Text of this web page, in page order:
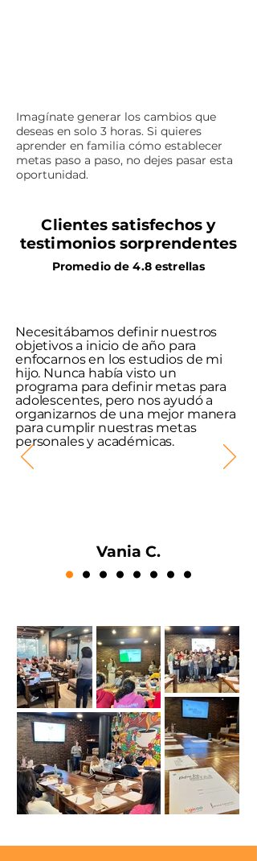
Imagínate generar los cambios que
deseas en solo 3 horas. Si quieres
aprender en familia cómo establecer
metas paso a paso, no dejes pasar esta
oportunidad.
Clientes satisfechos y
testimonios sorprendentes
Promedio de 4.8 estrellas
Necesitábamos definir nuestros
objetivos a inicio de año para
enfocarnos en los estudios de mi
hijo. Nunca había visto un
programa para definir metas para
adolescentes, pero nos ayudó a
organizarnos de una mejor manera
para cumplir nuestras metas
personales y académicas.
Vania C.